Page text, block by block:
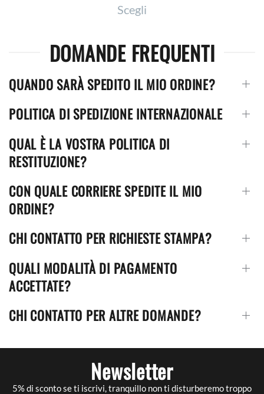
Scegli
più
varianti.
Le
possono
essere
pagina
DOMANDE FREQUENTI
QUANDO SARÀ SPEDITO IL MIO ORDINE?
POLITICA DI SPEDIZIONE INTERNAZIONALE
QUAL È LA VOSTRA POLITICA DI
RESTITUZIONE?
CON QUALE CORRIERE SPEDITE IL MIO
ORDINE?
CHI CONTATTO PER RICHIESTE STAMPA?
QUALI MODALITÀ DI PAGAMENTO
ACCETTATE?
CHI CONTATTO PER ALTRE DOMANDE?
Newsletter
5% di sconto se ti iscrivi, tranquillo non ti disturberemo troppo